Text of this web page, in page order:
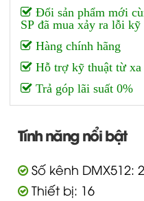
Đổi sản phẩm mới
SP đã mua xảy ra lỗi kỹ
Hàng chính hãng
Hỗ trợ kỹ thuật từ xa
Trả góp lãi suất 0%
Tính năng nổi bật
Số kênh DMX512:
Thiết bị: 16